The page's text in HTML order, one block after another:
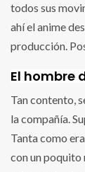
todos sus
ahí el anime
producción.
El hombre
Tan contento,
la compañía.
Tanta como
con un poquito